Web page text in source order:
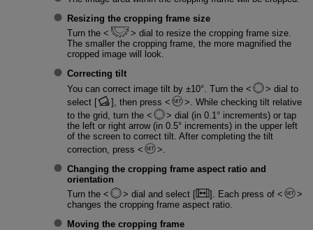
Resizing the cropping frame size
Turn the
dial to resize the cropping frame size.
The smaller the cropping frame, the more magnified the
cropped image will look.
Correcting tilt
You can correct image tilt by ±10°. Turn the
dial to
select [
], then press
. While checking tilt relative
to the grid, turn the
dial (in 0.1° increments) or tap
the left or right arrow (in 0.5° increments) in the upper left
of the screen to correct tilt. After completing the tilt
correction, press
Changing the cropping frame aspect ratio and
orientation
Turn the
dial and select [
]. Each press of
changes the cropping frame aspect ratio.
Moving the cropping frame